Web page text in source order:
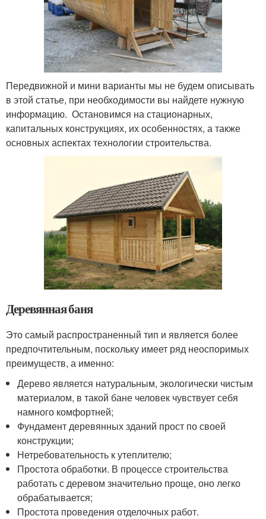
Передвижной и мини варианты мы не будем описывать
в этой статье, при необходимости вы найдете нужную
информацию. Остановимся на стационарных,
капитальных конструкциях, их особенностях, а также
основных аспектах технологии строительства.
Деревянная баня
Это самый распространенный тип и является более
предпочтительным, поскольку имеет ряд неоспоримых
преимуществ, а именно:
Дерево является натуральным, экологически чистым
материалом, в такой бане человек чувствует себя
намного комфортней;
Фундамент деревянных зданий прост по своей
конструкции;
Нетребовательность к утеплителю;
Простота обработки. В процессе строительства
работать с деревом значительно проще, оно легко
обрабатывается;
Простота проведения отделочных работ.